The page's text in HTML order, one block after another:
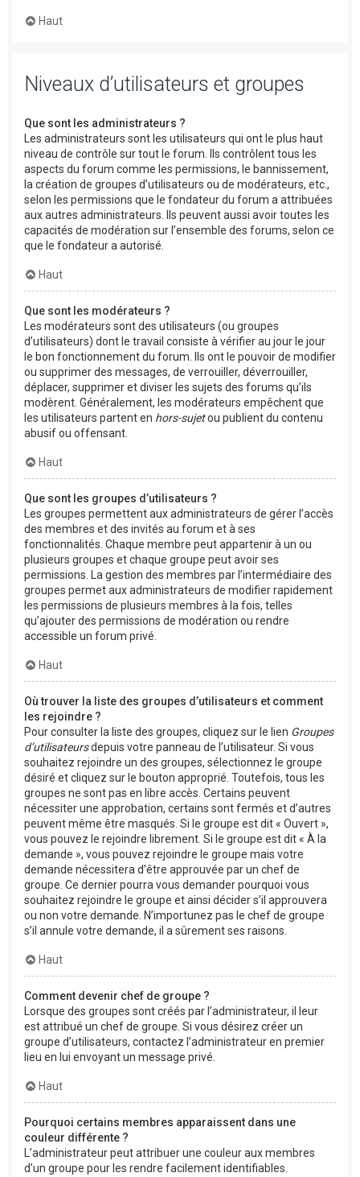
Haut
Niveaux d’utilisateurs et groupes
Que sont les administrateurs ?
Les administrateurs sont les utilisateurs qui ont le plus haut
niveau de contrôle sur tout le forum. Ils contrôlent tous les
aspects du forum comme les permissions, le bannissement,
la création de groupes d’utilisateurs ou de modérateurs, etc.,
selon les permissions que le fondateur du forum a attribuées
aux autres administrateurs. Ils peuvent aussi avoir toutes les
capacités de modération sur l’ensemble des forums, selon ce
que le fondateur a autorisé.
Haut
Que sont les modérateurs ?
Les modérateurs sont des utilisateurs (ou groupes
d’utilisateurs) dont le travail consiste à vérifier au jour le jour
le bon fonctionnement du forum. Ils ont le pouvoir de modifier
ou supprimer des messages, de verrouiller, déverrouiller,
déplacer, supprimer et diviser les sujets des forums qu’ils
modèrent. Généralement, les modérateurs empêchent que
les utilisateurs partent en hors-sujetou publient du contenu
abusif ou offensant.
Haut
Que sont les groupes d’utilisateurs ?
Les groupes permettent aux administrateurs de gérer l’accès
des membres et des invités au forum et à ses
fonctionnalités. Chaque membre peut appartenir à un ou
plusieurs groupes et chaque groupe peut avoir ses
permissions. La gestion des membres par l’intermédiaire des
groupes permet aux administrateurs de modifier rapidement
les permissions de plusieurs membres à la fois, telles
qu’ajouter des permissions de modération ou rendre
accessible un forum privé.
Haut
Où trouver la liste des groupes d’utilisateurs et comment
les rejoindre ?
Pour consulter la liste des groupes, cliquez sur le lien Groupes
d’utilisateursdepuis votre panneau de l’utilisateur. Si vous
souhaitez rejoindre un des groupes, sélectionnez le groupe
désiré et cliquez sur le bouton approprié. Toutefois, tous les
groupes ne sont pas en libre accès. Certains peuvent
nécessiter une approbation, certains sont fermés et d’autres
peuvent même être masqués. Si le groupe est dit « Ouvert »,
vous pouvez le rejoindre librement. Si le groupe est dit « À la
demande », vous pouvez rejoindre le groupe mais votre
demande nécessitera d’être approuvée par un chef de
groupe. Ce dernier pourra vous demander pourquoi vous
souhaitez rejoindre le groupe et ainsi décider s’il approuvera
ou non votre demande. N’importunez pas le chef de groupe
s’il annule votre demande, il a sûrement ses raisons.
Haut
Comment devenir chef de groupe ?
Lorsque des groupes sont créés par l’administrateur, il leur
est attribué un chef de groupe. Si vous désirez créer un
groupe d’utilisateurs, contactez l’administrateur en premier
lieu en lui envoyant un message privé.
Haut
Pourquoi certains membres apparaissent dans une
couleur différente ?
L’administrateur peut attribuer une couleur aux membres
d’un groupe pour les rendre facilement identifiables.